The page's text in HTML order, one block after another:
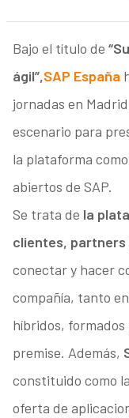
Bajo el título de
ágil”,SAP España
jornadas en
escenario para
la plataforma
abiertos de SAP.
Se trata de la
clientes,
conectar y hacer
compañía, tanto
híbridos, formados
premise. Además,
constituido como
oferta de